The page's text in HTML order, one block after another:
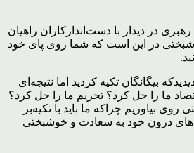
در دیدار با دست‌اندارکاران راهیان
در این است که شما روی پای خود
بیگانگان تکیه کردید اما نتیجه‌ای
اقتصاد ما را حل کرد؟ تحریم ما را حل کرد؟
روی بیاوریم چراکه ما باید با تکیه‌بر
درون خود به سعادت و خوشبختی